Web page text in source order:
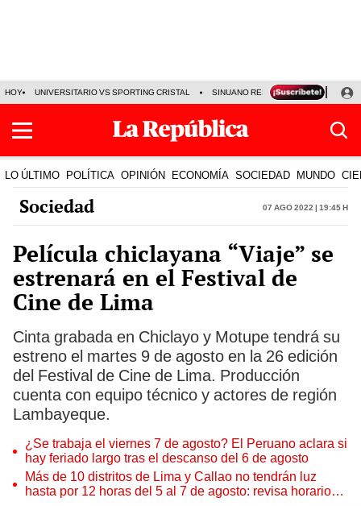
HOY UNIVERSITARIO VS SPORTING CRISTAL SINUANO RESULTADOS HOY
LO ÚLTIMO POLÍTICA OPINIÓN ECONOMÍA SOCIEDAD MUNDO
Sociedad 07 Ago 2022 | 19:45 h
Película chiclayana “Viaje” se
estrenará en el Festival de
Cine de Lima
Cinta grabada en Chiclayo y Motupe tendrá su
estreno el martes 9 de agosto en la 26 edición
del Festival de Cine de Lima. Producción
cuenta con equipo técnico y actores de región
Lambayeque.
¿Se trabaja el viernes 7 de agosto? El Peruano aclara si
hay feriado largo tras el descanso del 6 de agosto
Más de 10 distritos de Lima y Callao no tendrán luz
hasta por 12 horas del 5 al 7 de agosto: revisa horarios y